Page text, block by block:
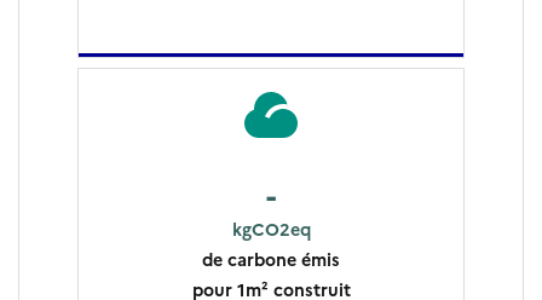
-
kgCO2eq
de carbone émis
pour 1m² construit